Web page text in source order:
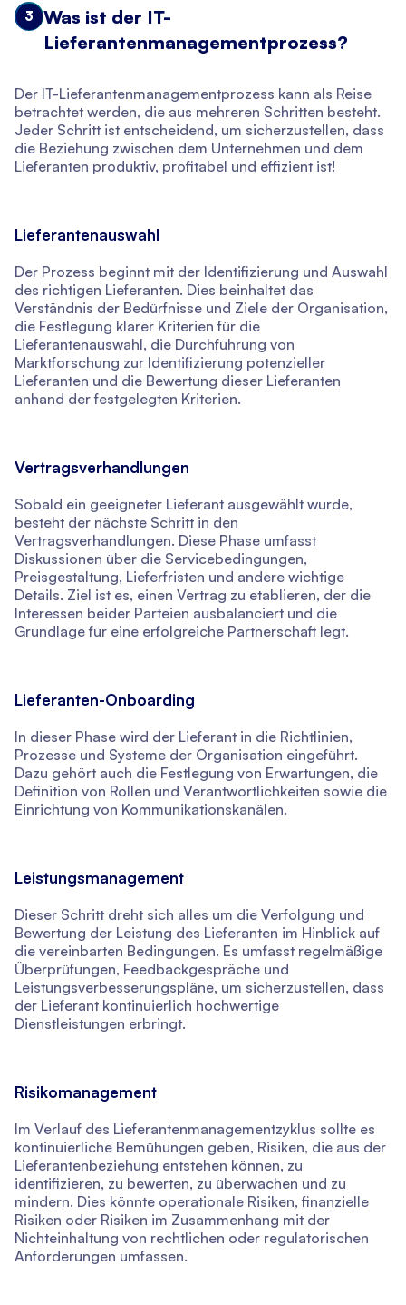
3
Was ist der IT-
Lieferantenmanagementprozess?
Der IT-Lieferantenmanagementprozess kann als Reise
betrachtet werden, die aus mehreren Schritten besteht.
Jeder Schritt ist entscheidend, um sicherzustellen, dass
die Beziehung zwischen dem Unternehmen und dem
Lieferanten produktiv, profitabel und effizient ist!
Lieferantenauswahl
Der Prozess beginnt mit der Identifizierung und Auswahl
des richtigen Lieferanten. Dies beinhaltet das
Verständnis der Bedürfnisse und Ziele der Organisation,
die Festlegung klarer Kriterien für die
Lieferantenauswahl, die Durchführung von
Marktforschung zur Identifizierung potenzieller
Lieferanten und die Bewertung dieser Lieferanten
anhand der festgelegten Kriterien.
Vertragsverhandlungen
Sobald ein geeigneter Lieferant ausgewählt wurde,
besteht der nächste Schritt in den
Vertragsverhandlungen. Diese Phase umfasst
Diskussionen über die Servicebedingungen,
Preisgestaltung, Lieferfristen und andere wichtige
Details. Ziel ist es, einen Vertrag zu etablieren, der die
Interessen beider Parteien ausbalanciert und die
Grundlage für eine erfolgreiche Partnerschaft legt.
Lieferanten-Onboarding
In dieser Phase wird der Lieferant in die Richtlinien,
Prozesse und Systeme der Organisation eingeführt.
Dazu gehört auch die Festlegung von Erwartungen, die
Definition von Rollen und Verantwortlichkeiten sowie die
Einrichtung von Kommunikationskanälen.
Leistungsmanagement
Dieser Schritt dreht sich alles um die Verfolgung und
Bewertung der Leistung des Lieferanten im Hinblick auf
die vereinbarten Bedingungen. Es umfasst regelmäßige
Überprüfungen, Feedbackgespräche und
Leistungsverbesserungspläne, um sicherzustellen, dass
der Lieferant kontinuierlich hochwertige
Dienstleistungen erbringt.
Risikomanagement
Im Verlauf des Lieferantenmanagementzyklus sollte es
kontinuierliche Bemühungen geben, Risiken, die aus der
Lieferantenbeziehung entstehen können, zu
identifizieren, zu bewerten, zu überwachen und zu
mindern. Dies könnte operationale Risiken, finanzielle
Risiken oder Risiken im Zusammenhang mit der
Nichteinhaltung von rechtlichen oder regulatorischen
Anforderungen umfassen.